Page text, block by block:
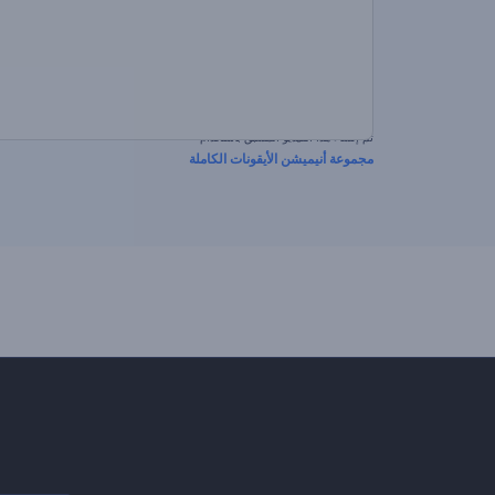
تم إنشاء هذا الفيديو المسبق باستخدام
مجموعة أنيميشن الأيقونات الكاملة